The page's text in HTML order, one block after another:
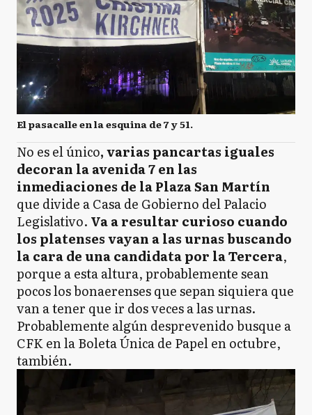
El pasacalle en la esquina de 7 y 51.
No es el único, varias pancartas iguales
decoran la avenida 7 en las
inmediaciones de la Plaza San Martín
que divide a Casa de Gobierno del Palacio
Legislativo. Va a resultar curioso cuando
los platenses vayan a las urnas buscando
la cara de una candidata por la Tercera,
porque a esta altura, probablemente sean
pocos los bonaerenses que sepan siquiera que
van a tener que ir dos veces a las urnas.
Probablemente algún desprevenido busque a
CFK en la Boleta Única de Papel en octubre,
también.